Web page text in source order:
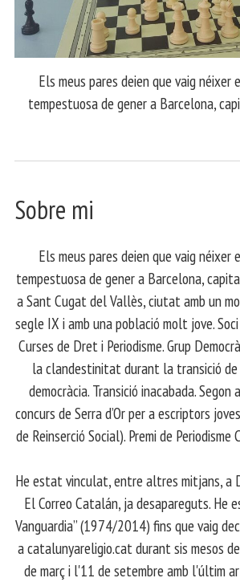
Els meus pares deien que vaig néixer
tempestuosa de gener a Barcelona,
Sobre mi
Els meus pares deien que vaig néixer
tempestuosa de gener a Barcelona,
a Sant Cugat del Vallès, ciutat amb un
segle IX i amb una població molt jove.
Curses de Dret i Periodisme. Grup
la clandestinitat durant la transició
democràcia. Transició inacabada. Segon
concurs de Serra d’Or per a escriptors
de Reinserció Social). Premi de
He estat vinculat, entre altres mitjans, a
El Correo Catalán, ja desapareguts. He
Vanguardia” (1974/2014) fins que vaig
a catalunyareligio.cat durant sis mesos
de març i l'11 de setembre amb l'últim